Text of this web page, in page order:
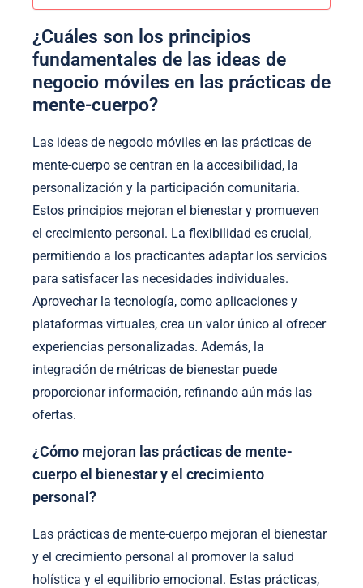
¿Cuáles son los principios
fundamentales de las ideas de
negocio móviles en las prácticas de
mente-cuerpo?
Las ideas de negocio móviles en las prácticas de
mente-cuerpo se centran en la accesibilidad, la
personalización y la participación comunitaria.
Estos principios mejoran el bienestar y promueven
el crecimiento personal. La flexibilidad es crucial,
permitiendo a los practicantes adaptar los servicios
para satisfacer las necesidades individuales.
Aprovechar la tecnología, como aplicaciones y
plataformas virtuales, crea un valor único al ofrecer
experiencias personalizadas. Además, la
integración de métricas de bienestar puede
proporcionar información, refinando aún más las
ofertas.
¿Cómo mejoran las prácticas de mente-
cuerpo el bienestar y el crecimiento
personal?
Las prácticas de mente-cuerpo mejoran el bienestar
y el crecimiento personal al promover la salud
holística y el equilibrio emocional. Estas prácticas,